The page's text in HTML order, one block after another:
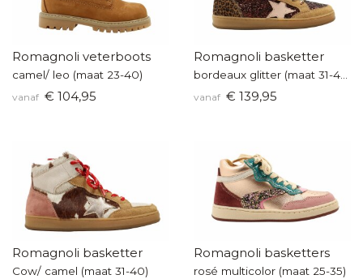
Romagnoli veterboots
camel/ leo (maat 23-40)
vanaf € 104,95
Romagnoli basketter
vanaf € 139,95
Romagnoli basketter
Cow/ camel (maat 31-40)
Romagnoli basketters
rosé multicolor (maat 25-35)